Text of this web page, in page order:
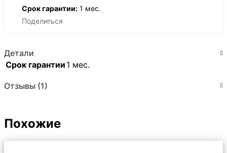
Срок гарантии: 1 мес.
Поделиться
Детали
Срок гарантии 1 мес.
Отзывы (1)
Похожие